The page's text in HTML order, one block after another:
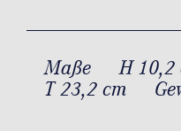
Maße
H 10,2
T 23,2 cm